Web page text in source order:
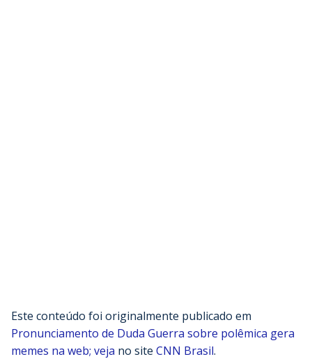
Este conteúdo foi originalmente publicado em
Pronunciamento de Duda Guerra sobre polêmica gera
memes na web; veja no site CNN Brasil.